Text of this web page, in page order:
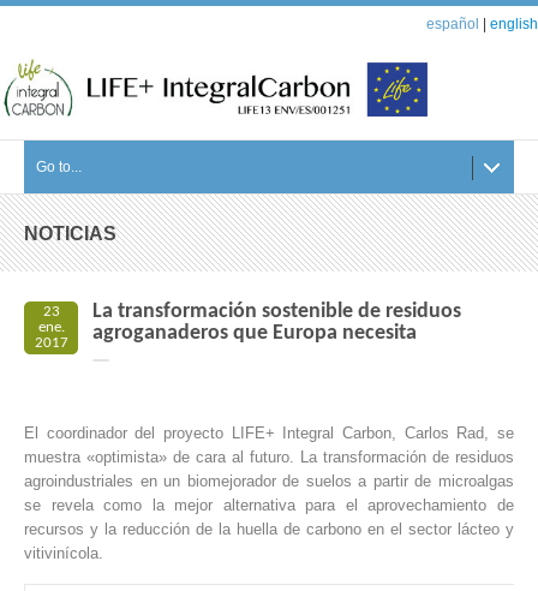
español english
Go to...
NOTICIAS
23
ene.
2017
La transformación sostenible de residuos
agroganaderos que Europa necesita
El coordinador del proyecto LIFE+ Integral Carbon, Carlos Rad, se
muestra «optimista» de cara al futuro. La transformación de residuos
agroindustriales en un biomejorador de suelos a partir de microalgas
se revela como la mejor alternativa para el aprovechamiento de
recursos y la reducción de la huella de carbono en el sector lácteo y
vitivinícola.